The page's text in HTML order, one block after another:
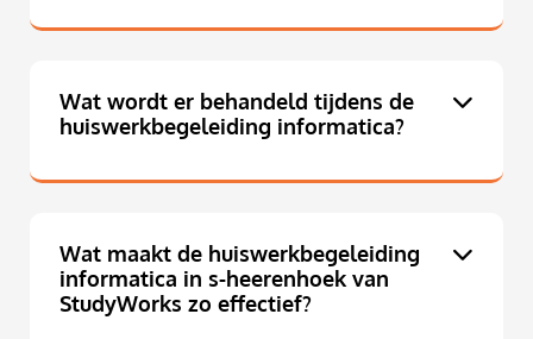
Wat wordt er behandeld tijdens de
huiswerkbegeleiding informatica?
Wat maakt de huiswerkbegeleiding
informatica in s-heerenhoek van
StudyWorks zo effectief?